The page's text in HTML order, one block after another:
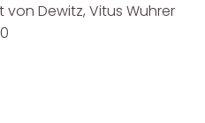
von Dewitz, Vitus Wuhrer